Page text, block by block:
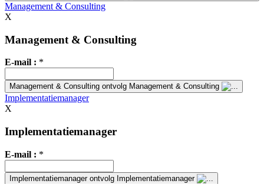
Management & Consulting
X
Management & Consulting
E-mail : *
Management & Consulting ontvolg Management & Consulting
Implementatiemanager
X
Implementatiemanager
E-mail : *
Implementatiemanager ontvolg Implementatiemanager